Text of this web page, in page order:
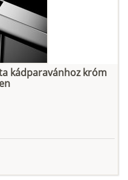
kádparavánhoz króm